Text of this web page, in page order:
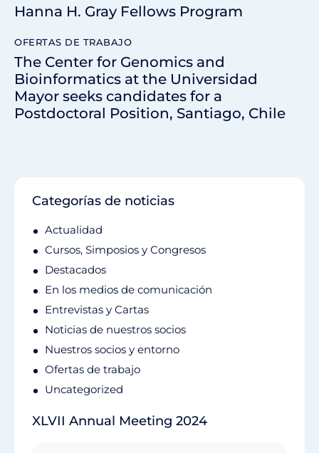
Hanna H. Gray Fellows Program
OFERTAS DE TRABAJO
The Center for Genomics and
Bioinformatics at the Universidad
Mayor seeks candidates for a
Postdoctoral Position, Santiago, Chile
Categorías de noticias
Actualidad
Cursos, Simposios y Congresos
Destacados
En los medios de comunicación
Entrevistas y Cartas
Noticias de nuestros socios
Nuestros socios y entorno
Ofertas de trabajo
Uncategorized
XLVII Annual Meeting 2024